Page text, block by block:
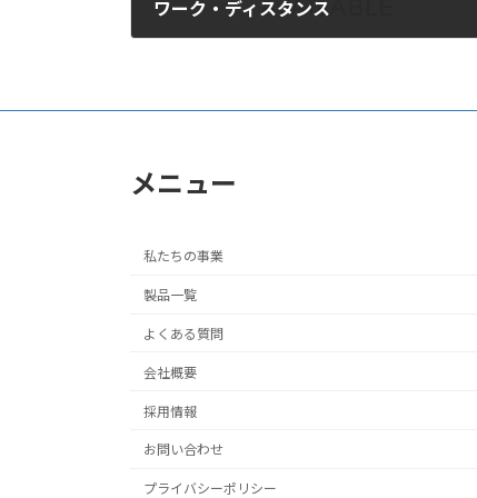
ワーク・ディスタンス
メニュー
私たちの事業
製品一覧
よくある質問
会社概要
採用情報
お問い合わせ
プライバシーポリシー